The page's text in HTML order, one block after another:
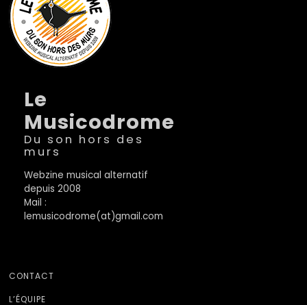
Le
Musicodrome
Du son hors des
murs
Webzine musical alternatif
depuis 2008
Mail :
lemusicodrome(at)gmail.com
CONTACT
L’ÉQUIPE